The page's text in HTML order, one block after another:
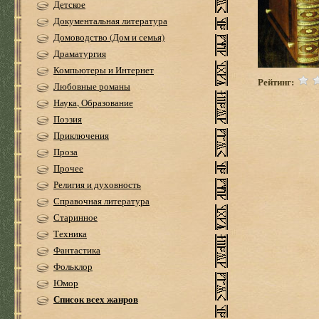
Детское
Документальная литература
Домоводство (Дом и семья)
Драматургия
Компьютеры и Интернет
Любовные романы
Наука, Образование
Поэзия
Приключения
Проза
Прочее
Религия и духовность
Справочная литература
Старинное
Техника
Фантастика
Фольклор
Юмор
Список всех жанров
Рейтинг: